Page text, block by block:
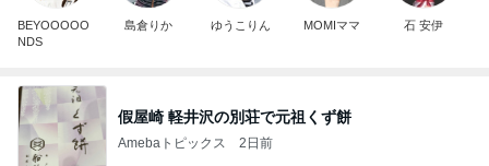
BEYOOOOO
NDS
島倉りか ゆうこりん MOMIママ 石 安伊
假屋崎 軽井沢の別荘で元祖くず餅
Amebaトピックス 2日前